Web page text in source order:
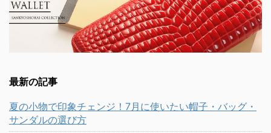
最新の記事
夏の小物で印象チェンジ！7月に使いたい帽子・バッグ・
サンダルの選び方